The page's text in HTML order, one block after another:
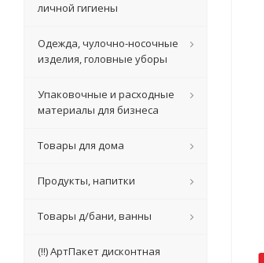
личной гигиены
Одежда, чулочно-носочные
изделия, головные уборы
Упаковочные и расходные
материалы для бизнеса
Товары для дома
Продукты, напитки
Товары д/бани, ванны
(!!) АртПакет дисконтная